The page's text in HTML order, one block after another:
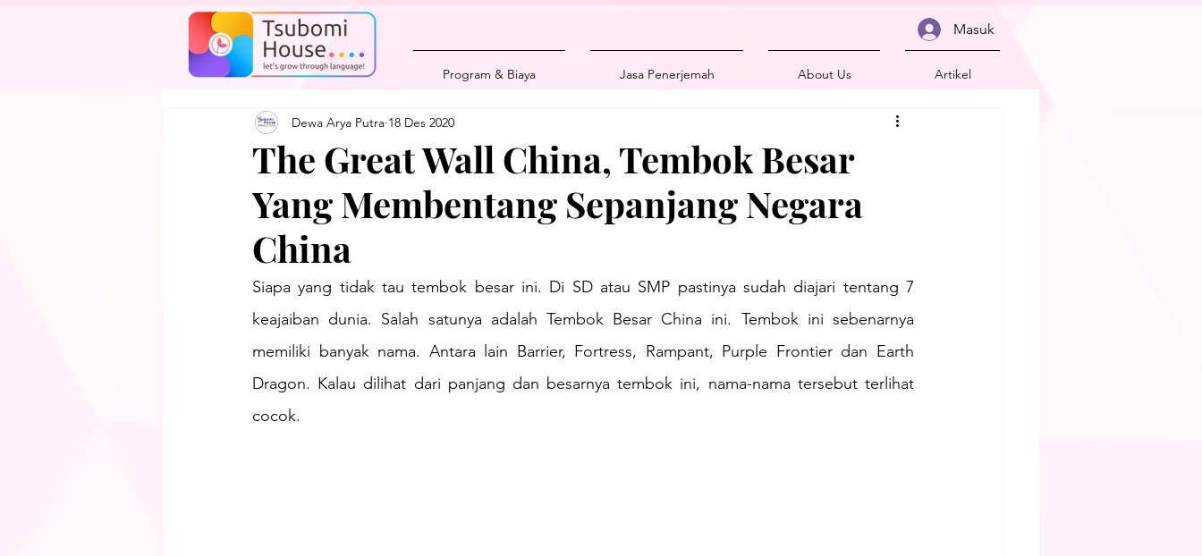
Masuk
Program & Biaya Jasa Penerjemah About Us Artikel
The Great Wall China, Tembok Besar
Yang Membentang Sepanjang Negara
China
Dewa Arya Putra 18 Des 2020
Siapa yang tidak tau tembok besar ini. Di SD atau SMP pastinya sudah diajari tentang 7
keajaiban dunia. Salah satunya adalah Tembok Besar China ini. Tembok ini sebenarnya
memiliki banyak nama. Antara lain Barrier, Fortress, Rampant, Purple Frontier dan Earth
Dragon. Kalau dilihat dari panjang dan besarnya tembok ini, nama-nama tersebut terlihat
cocok.